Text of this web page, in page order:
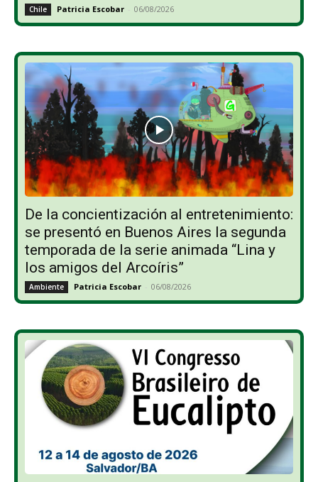
Chile Patricia Escobar - 06/08/2026
De la concientización al entretenimiento:
se presentó en Buenos Aires la segunda
temporada de la serie animada “Lina y
los amigos del Arcoíris”
Ambiente Patricia Escobar - 06/08/2026